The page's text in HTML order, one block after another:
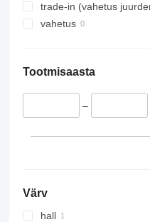
trade-in (vahetus
vahetus
Tootmisaasta
–
Värv
hall